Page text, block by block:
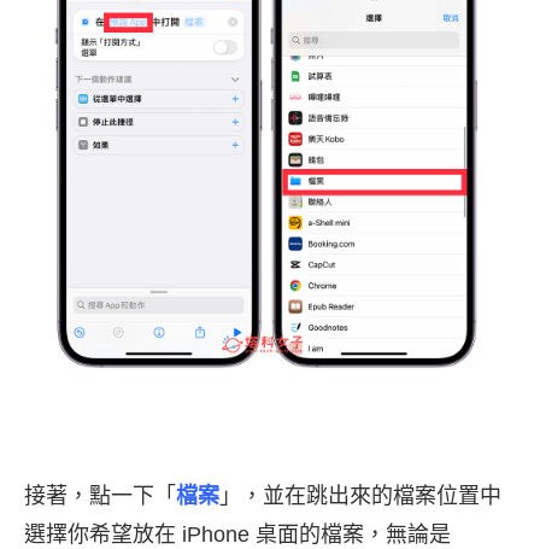
接著，點一下「 檔案 」，並在跳出來的檔案位置中
選擇你希望放在 iPhone 桌面的檔案，無論是